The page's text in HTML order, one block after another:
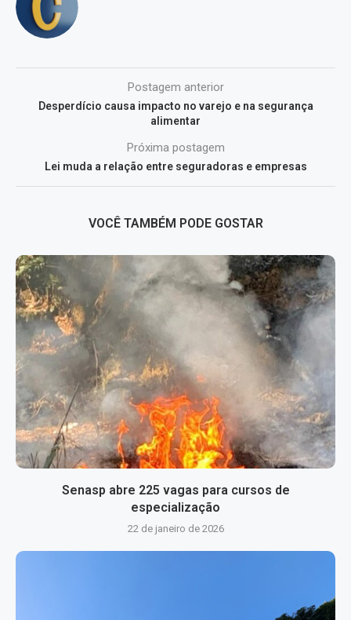
Postagem anterior
Desperdício causa impacto no varejo e na segurança
alimentar
Próxima postagem
Lei muda a relação entre seguradoras e empresas
VOCÊ TAMBÉM PODE GOSTAR
Senasp abre 225 vagas para cursos de
especialização
22 de janeiro de 2026